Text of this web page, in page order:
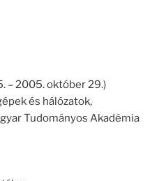
– 2005. október 29.)
és hálózatok,
Tudományos Akadémia